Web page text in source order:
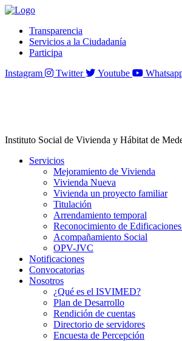
Transparencia
Servicios a la Ciudadanía
Participa
Instagram
Twitter Youtube
Instituto Social de Vivienda y Hábitat de
Servicios
Mejoramiento de Vivienda
Vivienda Nueva
Vivienda un proyecto familiar
Titulación
Arrendamiento temporal
Reconocimiento de
Acompañamiento Social
OPV-JVC
Notificaciones
Convocatorias
Nosotros
¿Qué es el ISVIMED?
Plan de Desarrollo
Rendición de cuentas
Directorio de servidores
Encuesta de Percepción